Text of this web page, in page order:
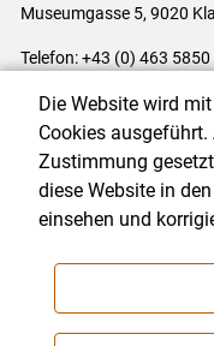
Museumgasse 5, 9020
Telefon: +43 (0) 463 5850
Impressum|Kontakt|
Cookie-Einstellungen
NEWSLETTER
Die Website wird
Cookies ausgeführt.
Zustimmung
diese Website in den
einsehen und